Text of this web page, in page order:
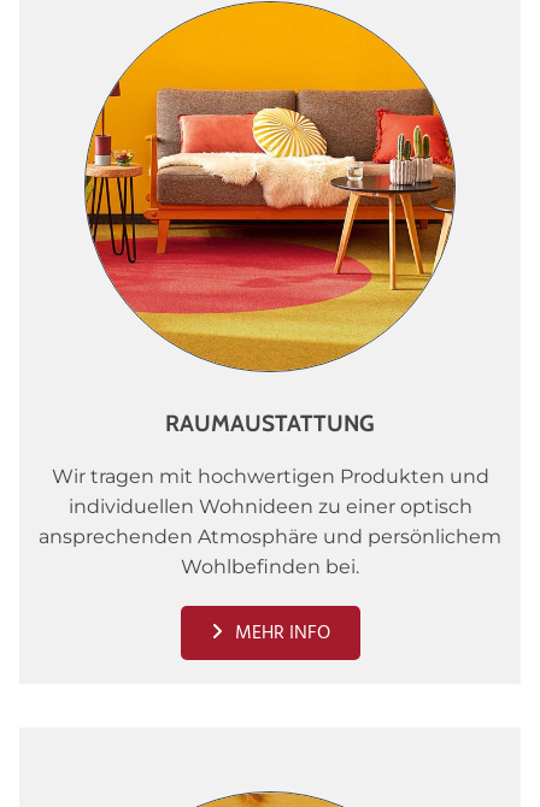
RAUMAUSTATTUNG
Wir tragen mit hochwertigen Produkten und
individuellen Wohnideen zu einer optisch
ansprechenden Atmosphäre und persönlichem
Wohlbefinden bei.
MEHR INFO